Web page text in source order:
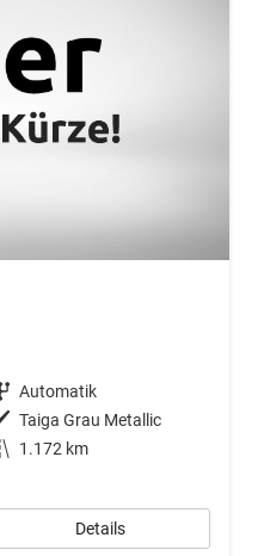
Getriebe Automatik
Außenfarbe Taiga Grau Metallic
Kilometerstand
1.172 km
Details